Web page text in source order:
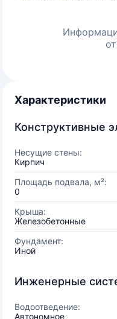
Характеристики
Конструктивные
Несущие стены:
Кирпич
Площадь подвала, м²:
0
Крыша:
Железобетонные
Фундамент:
Иной
Инженерные
Водоотведение:
Автономное